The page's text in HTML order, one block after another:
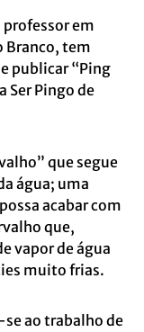
professor em
Branco, tem
publicar “Ping
Ser Pingo de
que segue
água; uma
acabar com
que,
vapor de água
muito frias.
ao trabalho de